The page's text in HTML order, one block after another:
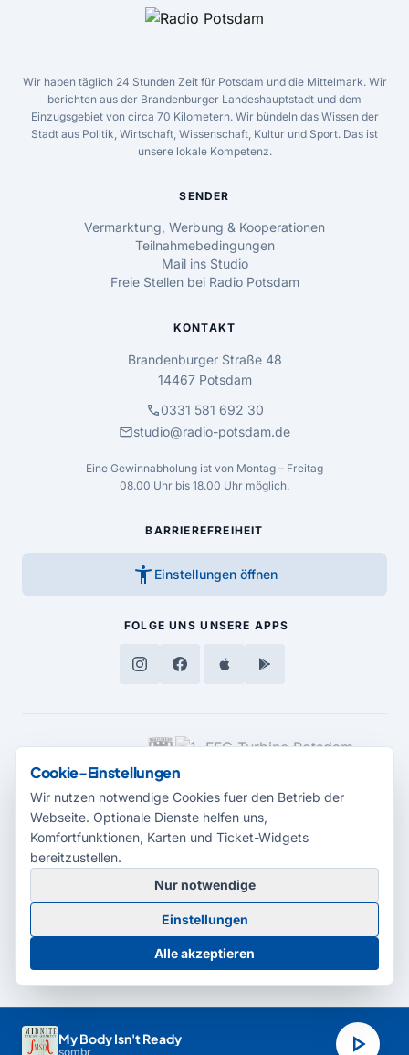
My Body Isn't Ready
sombr play_arrow
Wir haben täglich 24 Stunden Zeit für Potsdam und die Mittelmark. Wir
berichten aus der Brandenburger Landeshauptstadt und dem
Einzugsgebiet von circa 70 Kilometern. Wir bündeln das Wissen der
Stadt aus Politik, Wirtschaft, Wissenschaft, Kultur und Sport. Das ist
unsere lokale Kompetenz.
SENDER
Vermarktung, Werbung & Kooperationen
Teilnahmebedingungen
Mail ins Studio
Freie Stellen bei Radio Potsdam
KONTAKT
Brandenburger Straße 48
14467 Potsdam
call0331 581 692 30
mailstudio@radio-potsdam.de
Eine Gewinnabholung ist von Montag – Freitag
08.00 Uhr bis 18.00 Uhr möglich.
BARRIEREFREIHEIT
accessibility_new Einstellungen öffnen
FOLGE UNS UNSERE APPS
MEDIENPARTNER
© 2026 Radio Potsdam. Webseite entwickelt durch dieMedienagentur
Babelsberg
BarrierefreiheitserklärungAGBDatenschutzImpressum
Cookie-Einstellungen
Cookie-Einstellungen
Wir nutzen notwendige Cookies fuer den Betrieb der
Webseite. Optionale Dienste helfen uns,
Komfortfunktionen, Karten und Ticket-Widgets
bereitzustellen.
Nur notwendige
Einstellungen
Alle akzeptieren